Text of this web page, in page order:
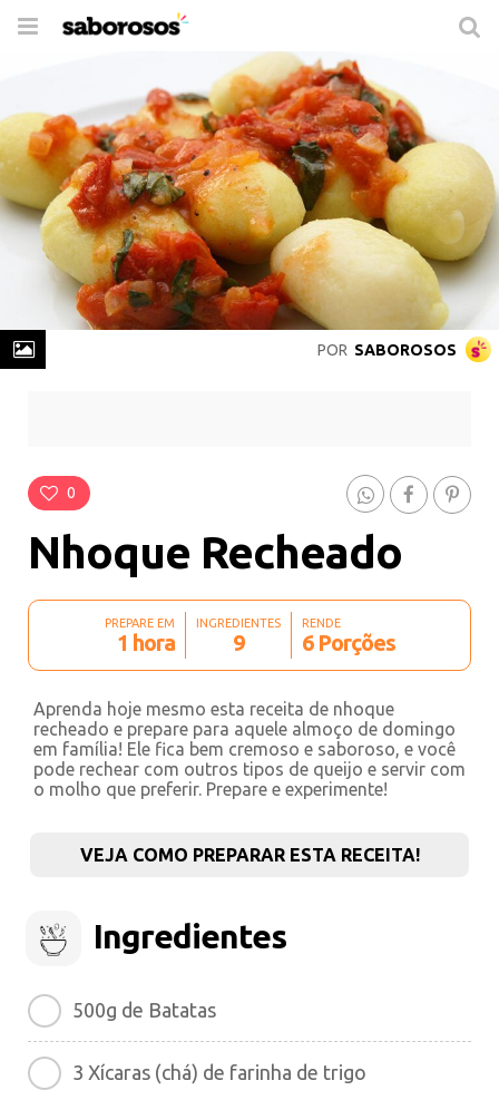
Trocar
POR SABOROSOS
0
Nhoque Recheado
PREPARE EM
1 hora
INGREDIENTES
9
RENDE
6 Porções
Aprenda hoje mesmo esta receita de nhoque
recheado e prepare para aquele almoço de domingo
em família! Ele fica bem cremoso e saboroso, e você
pode rechear com outros tipos de queijo e servir com
o molho que preferir. Prepare e experimente!
VEJA COMO PREPARAR ESTA RECEITA!
Ingredientes
500g de Batatas
3 Xícaras (chá) de farinha de trigo